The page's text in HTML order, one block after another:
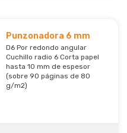
Punzonadora 6 mm
D6 Por redondo angular
Cuchillo radio 6 Corta papel
hasta 10 mm de espesor
(sobre 90 páginas de 80
g/m2)